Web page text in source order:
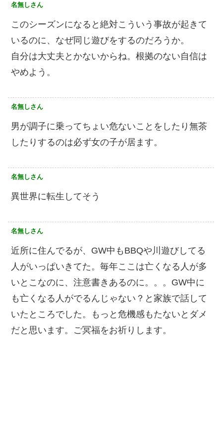
名無しさん
このシーズンになると絶対こういう事故が起きて
いるのに、なぜ同じ遊びをするのだろうか。
自分は大丈夫とかないからね。根拠のない自信は
やめよう。
名無しさん
男が調子に乗ってちょい危ないことをしたり無茶
したりするのは必ず女の子が居ます。
名無しさん
異世界に転生してそう
名無しさん
近所に住んでるが、GW中もBBQや川遊びしてる
人がいっぱいきてた。毎年ここは亡くなる人が多
いとこなのに、注意書きあるのに。。。GW中に
も亡くなる人がでるんじゃない？と家族で話して
いたところでした。もっと危機感もたないとダメ
だと思います。ご冥福をお祈りします。